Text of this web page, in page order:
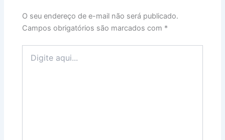
O seu endereço de e-mail não será publicado.
Campos obrigatórios são marcados com *
aqui...